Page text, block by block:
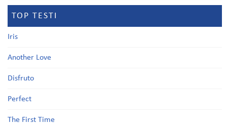
TOP TESTI
Iris
Another Love
Disfruto
Perfect
The First Time